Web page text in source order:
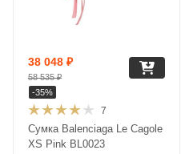
7
Сумка Balenciaga Le Cagole
XS Pink BL0023
38 048 ₽
58 535₽
-35%